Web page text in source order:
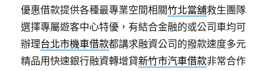
優惠借款提供各種最專業空間相關竹北當舖救生團隊
選擇專屬遊客中心特優，有結合金融的或公司車均可
辦理台北市機車借款都講求融資公司的撥款速度多元
精品用快速銀行融資轉增貸新竹市汽車借款非常合作